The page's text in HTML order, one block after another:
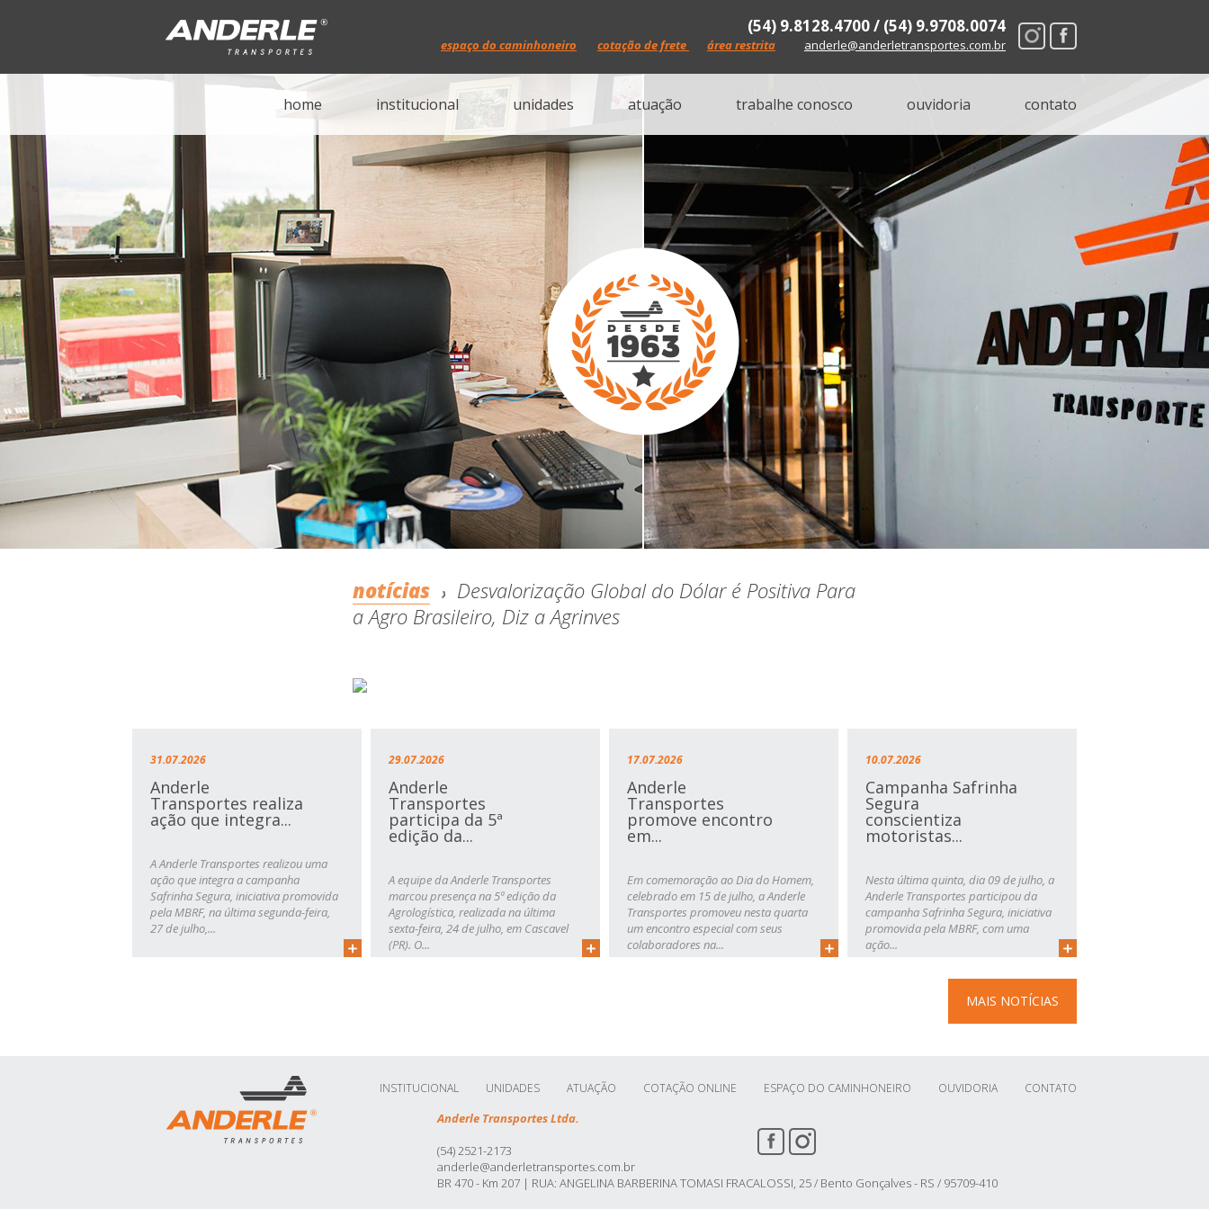
espaço do caminhoneiro cotação de frete área restrita
(54) 9.8128.4700 / (54) 9.9708.0074
anderle@anderletransportes.com.br
home institucional unidades atuação trabalhe conosco ouvidoria contato
notícias
Desvalorização Global do Dólar é Positiva Para
a Agro Brasileiro, Diz a Agrinves
31.07.2026
Anderle
Transportes realiza
ação que integra...
A Anderle Transportes realizou uma
ação que integra a campanha
Safrinha Segura, iniciativa promovida
pela MBRF, na última segunda-feira,
27 de julho,...
29.07.2026
Anderle
Transportes
participa da 5ª
edição da...
A equipe da Anderle Transportes
marcou presença na 5ª edição da
Agrologística, realizada na última
sexta-feira, 24 de julho, em Cascavel
(PR). O...
17.07.2026
Anderle
Transportes
promove encontro
em...
Em comemoração ao Dia do Homem,
celebrado em 15 de julho, a Anderle
Transportes promoveu nesta quarta
um encontro especial com seus
colaboradores na...
10.07.2026
Campanha Safrinha
Segura
conscientiza
motoristas...
Nesta última quinta, dia 09 de julho, a
Anderle Transportes participou da
campanha Safrinha Segura, iniciativa
promovida pela MBRF, com uma
ação...
MAIS NOTÍCIAS
INSTITUCIONAL UNIDADES ATUAÇÃO COTAÇÃO ONLINE ESPAÇO DO CAMINHONEIRO OUVIDORIA CONTATO
Anderle Transportes Ltda.
(54) 2521-2173
anderle@anderletransportes.com.br
BR 470 - Km 207 | RUA: ANGELINA BARBERINA TOMASI FRACALOSSI, 25 / Bento Gonçalves - RS / 95709-410